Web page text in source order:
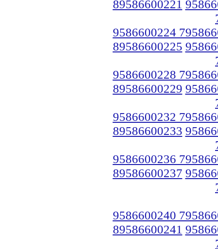
89586600221
9586600224
89586600225
9586600228
89586600229
9586600232
89586600233
9586600236
89586600237
9586600240
89586600241